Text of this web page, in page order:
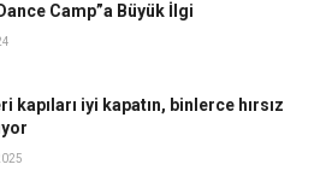
Camp”a Büyük İlgi
kapıları iyi kapatın, binlerce hırsız